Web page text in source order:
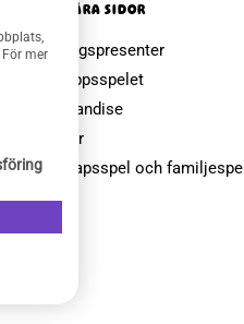
POPULÄRA SIDOR
Farsdagspresenter
Julklappsspelet
Merchandise
Muggar
Sällskapsspel och familjespel
mer